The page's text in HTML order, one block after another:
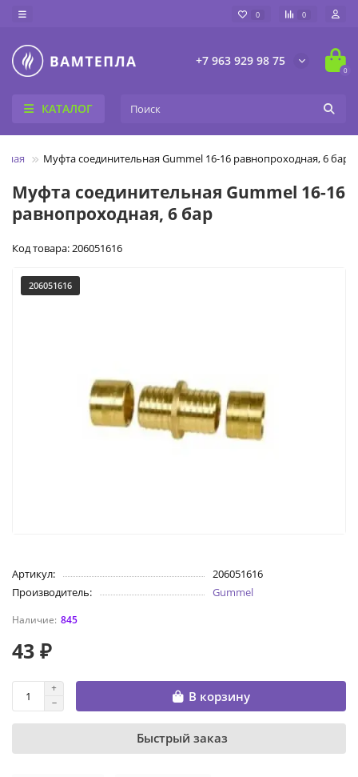
0 0
+7 963 929 98 75
0
КАТАЛОГ
Муфта соединительная Gummel 16-16 равнопроходная, 6 бар
Муфта соединительная Gummel 16-16
равнопроходная, 6 бар
Код товара: 206051616
206051616
Артикул:
206051616
Производитель:
Gummel
845
43 ₽
В корзину
Быстрый заказ